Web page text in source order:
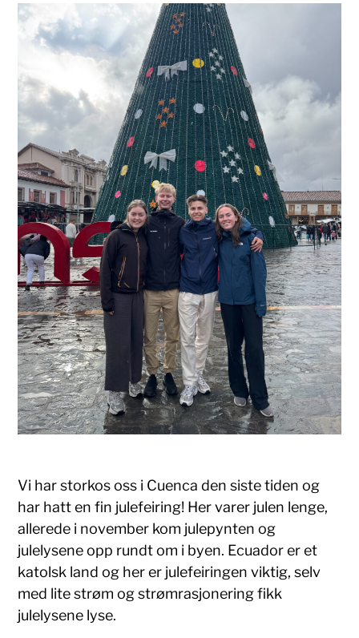
Vi har storkos oss i Cuenca den siste tiden og
har hatt en fin julefeiring! Her varer julen lenge,
allerede i november kom julepynten og
julelysene opp rundt om i byen. Ecuador er et
katolsk land og her er julefeiringen viktig, selv
med lite strøm og strømrasjonering fikk
julelysene lyse.